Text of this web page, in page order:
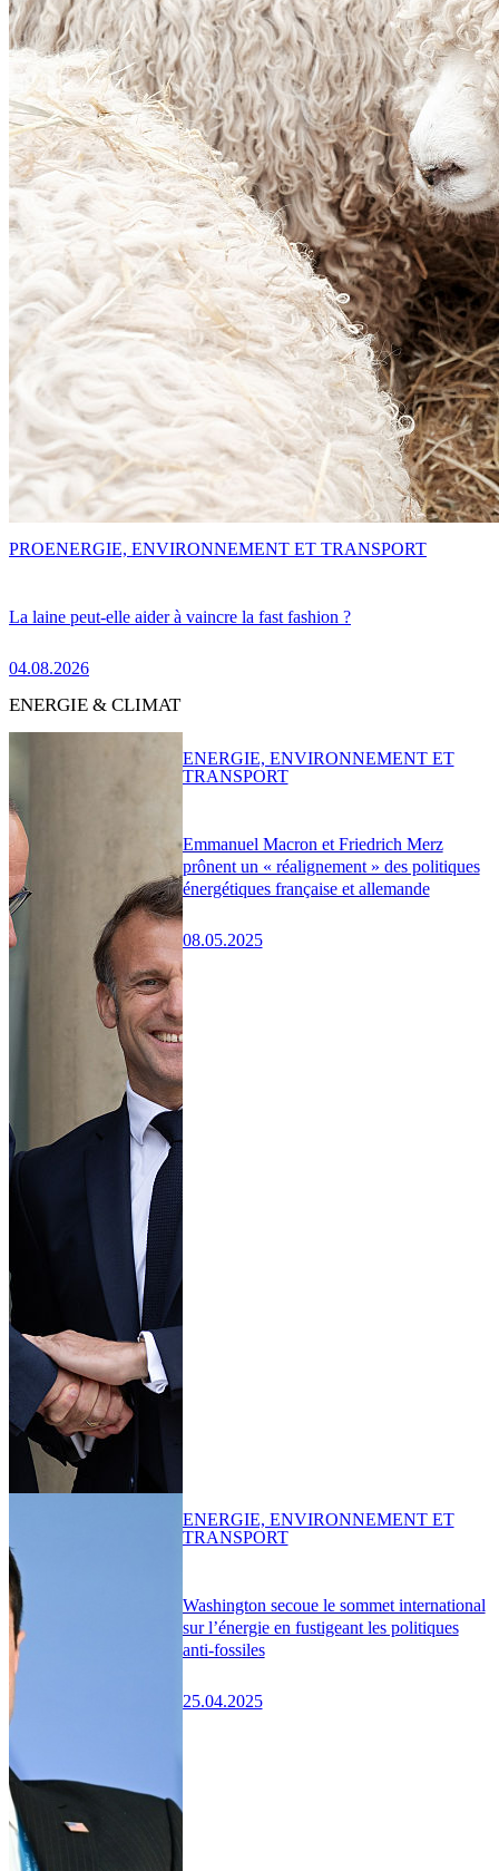
La laine peut-elle aider à vaincre la fast fashion ?
04.08.2026
PROENERGIE, ENVIRONNEMENT ET TRANSPORT
ENERGIE & CLIMAT
Emmanuel Macron et Friedrich Merz
prônent un « réalignement » des politiques
énergétiques française et allemande
08.05.2025
ENERGIE, ENVIRONNEMENT ET
TRANSPORT
Washington secoue le sommet international
sur l’énergie en fustigeant les politiques
anti-fossiles
25.04.2025
ENERGIE, ENVIRONNEMENT ET
TRANSPORT